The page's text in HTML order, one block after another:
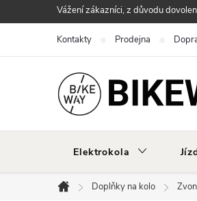
na
Vážení zákazníci, z důvodu
Kontakty Prodejna
Elektrokola
Domů
Doplňky na kolo